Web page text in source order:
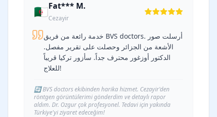
🇩🇿Fat*** M.
Cezayir
خدمة رائعة من فريق BVS doctors. أرسلت صور
الأشعة من الجزائر وحصلت على تقرير مفصل.
الدكتور أوزغور محترف جداً. سأزور تركيا قريباً
للعلاج!
🔄BVS doctors ekibinden harika hizmet. Cezayir'den
röntgen görüntülerimi gönderdim ve detaylı rapor
aldım. Dr. Ozgur çok profesyonel. Tedavi için yakında
Türkiye'yi ziyaret edeceğim!